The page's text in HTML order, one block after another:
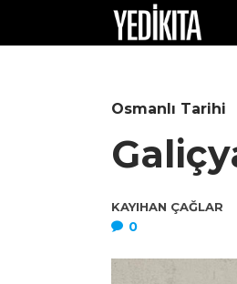
Osmanlı Tarihi
KAYIHAN ÇAĞLAR
0